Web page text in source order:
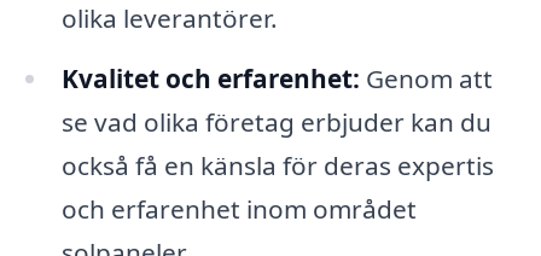
olika leverantörer.
Kvalitet och erfarenhet: Genom att
se vad olika företag erbjuder kan du
också få en känsla för deras expertis
och erfarenhet inom området